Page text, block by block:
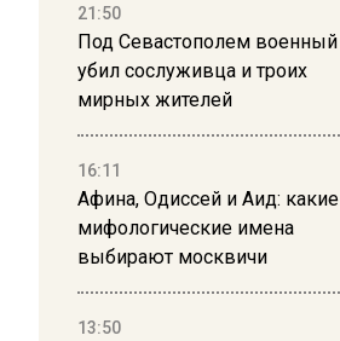
21:50
Под Севастополем военный
убил сослуживца и троих
мирных жителей
16:11
Афина, Одиссей и Аид: какие
мифологические имена
выбирают москвичи
13:50